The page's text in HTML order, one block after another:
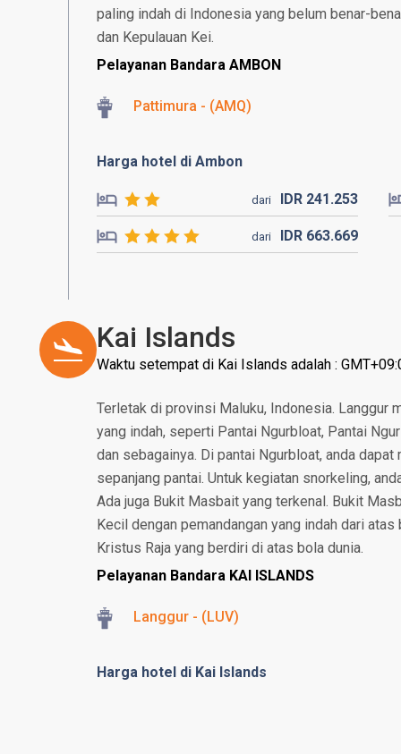
paling indah di Indonesia yang belum benar-
dan Kepulauan Kei.
Pelayanan Bandara AMBON
Pattimura - (AMQ)
Harga hotel di Ambon
dari IDR 241.253
dari IDR 663.669
Kai Islands
Waktu setempat di Kai Islands adalah :
Terletak di provinsi Maluku, Indonesia. Langgur
yang indah, seperti Pantai Ngurbloat, Pantai
dan sebagainya. Di pantai Ngurbloat, anda
sepanjang pantai. Untuk kegiatan snorkeling,
Ada juga Bukit Masbait yang terkenal. Bukit
Kecil dengan pemandangan yang indah dari
Kristus Raja yang berdiri di atas bola dunia.
Pelayanan Bandara KAI ISLANDS
Langgur - (LUV)
Harga hotel di Kai Islands